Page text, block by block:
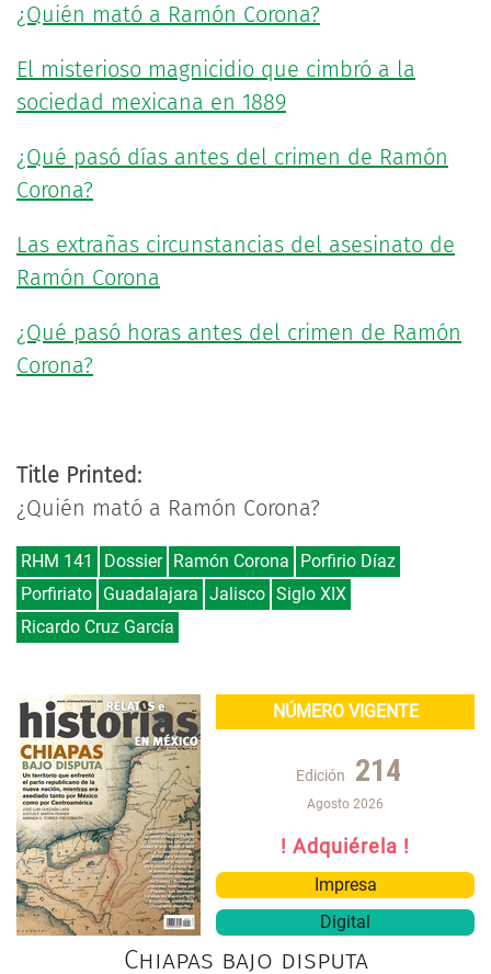
¿Quién mató a Ramón Corona?
El misterioso magnicidio que cimbró a la
sociedad mexicana en 1889
¿Qué pasó días antes del crimen de Ramón
Corona?
Las extrañas circunstancias del asesinato de
Ramón Corona
¿Qué pasó horas antes del crimen de Ramón
Corona?
Title Printed:
¿Quién mató a Ramón Corona?
RHM 141 Dossier Ramón Corona
Porfirio Díaz
Porfiriato Guadalajara Jalisco Siglo XIX
Ricardo Cruz García
NÚMERO VIGENTE
Edición 214
Agosto 2026
! Adquiérela !
Impresa
Digital
Chiapas bajo disputa